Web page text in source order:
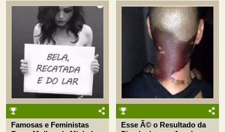
Famosas e Feministas
Esse Ã© o Resultado da